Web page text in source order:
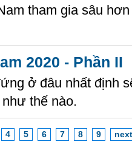
tham gia sâu
2020 - Phần II
ở đâu nhất định
thế nào.
4 5 6 7 8 9